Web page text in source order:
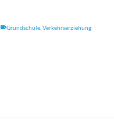
Grundschule, Verkehrserziehung